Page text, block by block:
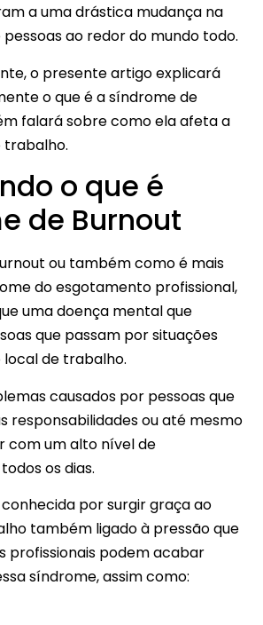
a uma drástica mudança na
ao redor do mundo todo.
o presente artigo explicará
o que é a síndrome de
falará sobre como ela afeta a
trabalho.
o que é
de Burnout
ou também como é mais
do esgotamento profissional,
uma doença mental que
que passam por situações
de trabalho.
causados por pessoas que
responsabilidades ou até mesmo
com um alto nível de
os dias.
por surgir graça ao
também ligado à pressão que
profissionais podem acabar
síndrome, assim como: